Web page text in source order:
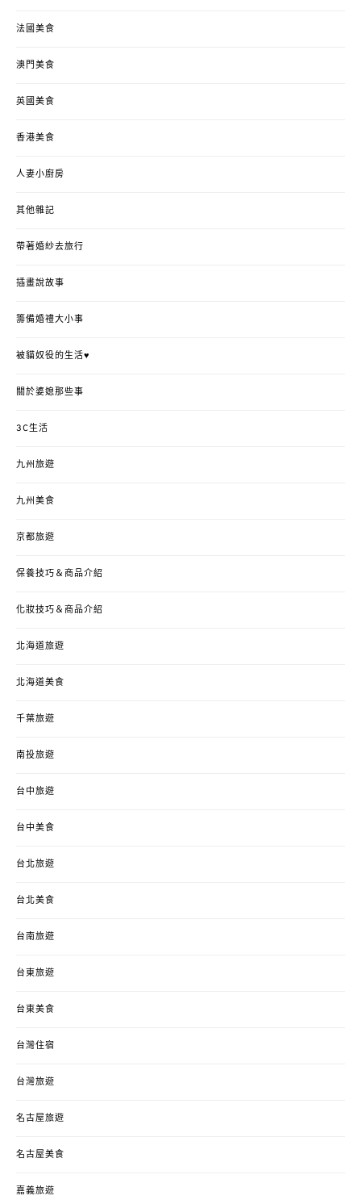
法國美食
澳門美食
英國美食
香港美食
人妻小廚房
其他雜記
帶著婚紗去旅行
插畫說故事
籌備婚禮大小事
被貓奴役的生活♥
關於婆媳那些事
3C生活
九州旅遊
九州美食
京都旅遊
保養技巧＆商品介紹
化妝技巧＆商品介紹
北海道旅遊
北海道美食
千葉旅遊
南投旅遊
台中旅遊
台中美食
台北旅遊
台北美食
台南旅遊
台東旅遊
台東美食
台灣住宿
台灣旅遊
名古屋旅遊
名古屋美食
嘉義旅遊